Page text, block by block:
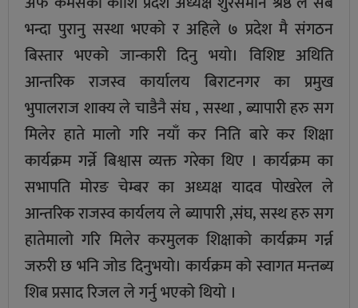
भन्दा पुरानु सस्था भएको र अहिले ७ प्रदेश मै संगठन
बिस्तार भएको जान्कारी दिनु भयाे। विशिष्ट अथिति
आन्तरिक राजस्व कार्यालय बिराटनगर का प्रमुख
भुपालराज शाक्य ले चाडैनै संघ , सस्था , ब्यापारी हरु सग
मिलेर हाते मालो गरि नयाँ कर निति बारे कर शिक्षा
कार्यक्रम गर्न्ने बिश्वास व्यक्त गरेका थिए । कार्यक्रम का
सभापति मोरङ चेम्बर का अध्यक्ष यादव पोखरेल ले
आन्तरिक राजस्व कार्यलय ले ब्यापारी ,संघ, सस्थ हरु सग
हातेमालो गरि मिलेर करमुलक शिक्षाको कार्यक्रम गर्न्न
जरुरी छ भनि जोड दिनुभयो। कार्यक्रम को स्वागत मन्तब्य
शिब प्रसाद रिजल ले गर्नु भएको थियो ।